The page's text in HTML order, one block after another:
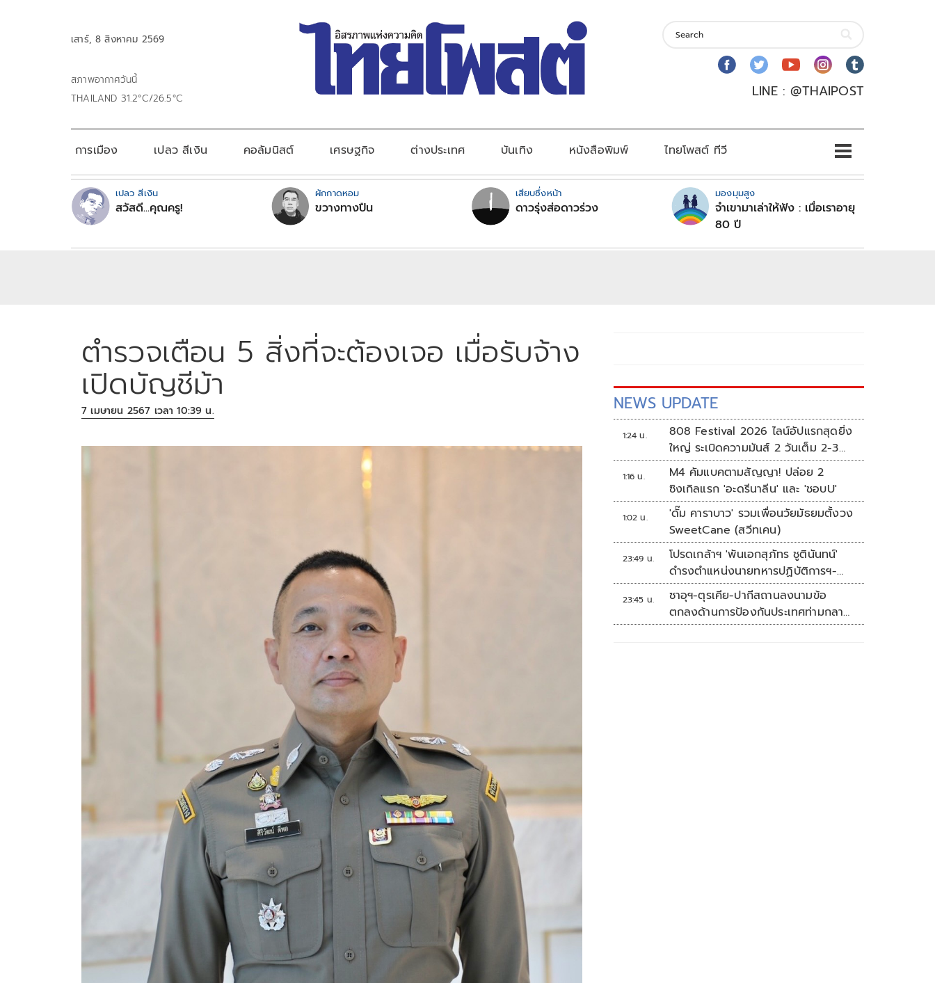
เสาร์, 8 สิงหาคม 2569
สภาพอากาศวันนี้
THAILAND 31.2°C/26.5°C
LINE : @THAIPOST
การเมือง เปลว สีเงิน คอลัมนิสต์ เศรษฐกิจ ต่างประเทศ บันเทิง หนังสือพิมพ์ ไทยโพสต์ ทีวี
เปลว สีเงิน
สวัสดี...คุณครู!
ผักกาดหอม
ขวางทางปืน
เสียบซึ่งหน้า
ดาวรุ่งส่อดาวร่วง
มองมุมสูง
จำเขามาเล่าให้ฟัง : เมื่อเราอายุ
80 ปี
ตำรวจเตือน 5 สิ่งที่จะต้องเจอ เมื่อรับจ้าง
เปิดบัญชีม้า
7 เมษายน 2567 เวลา 10:39 น. NEWS UPDATE
1:24 น.
808 Festival 2026 ไลน์อัปแรกสุดยิ่ง
ใหญ่ ระเบิดความมันส์ 2 วันเต็ม 2-3
ต.ค.นี้
1:16 น.
M4 คัมแบคตามสัญญา! ปล่อย 2
ซิงเกิลแรก 'อะดรีนาลีน' และ 'ชอบU'
1:02 น.
'ดั๊ม คาราบาว' รวมเพื่อนวัยมัธยมตั้งวง
SweetCane (สวีทเคน)
23:49 น.
โปรดเกล้าฯ 'พันเอกสุภัทร ชูตินันทน์'
ดำรงตำแหน่งนายทหารปฏิบัติการฯ-
พระราชทานยศ 'พลตรี'
23:45 น.
ซาอุฯ-ตุรเคีย-ปากีสถานลงนามข้อ
ตกลงด้านการป้องกันประเทศท่ามกลาง
สงครามในภูมิภาค